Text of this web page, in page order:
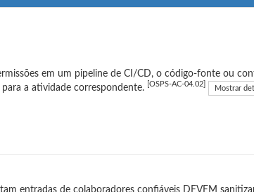
em um pipeline de CI/CD, o código-fonte ou
a atividade correspondente.
[OSPS-AC-04.02] Mostrar
entradas de colaboradores confiáveis DEVEM